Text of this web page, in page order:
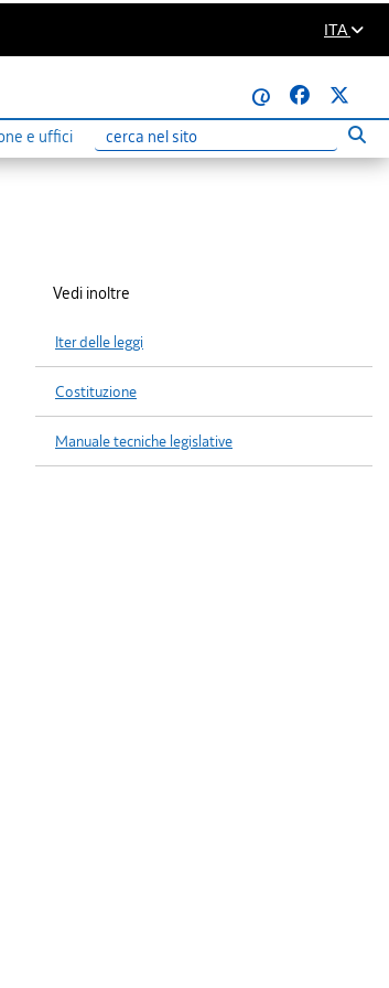
ITA
@
e uffici
Ricerca
Vedi inoltre
Iter delle leggi
Costituzione
Manuale tecniche legislative